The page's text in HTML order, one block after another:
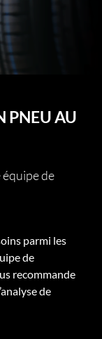
PNEU AU
de
parmi les
de
recommande
de